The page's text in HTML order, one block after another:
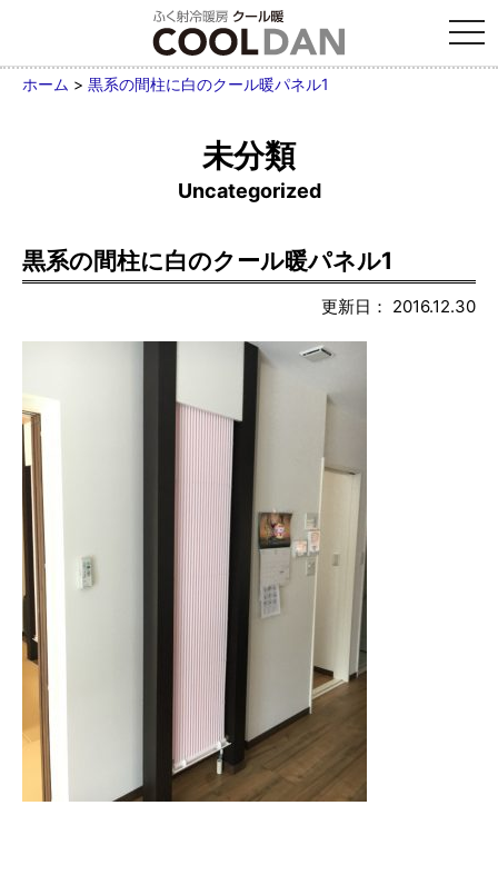
ホーム > 黒系の間柱に白のクール暖パネル1
未分類
Uncategorized
黒系の間柱に白のクール暖パネル1
更新日： 2016.12.30